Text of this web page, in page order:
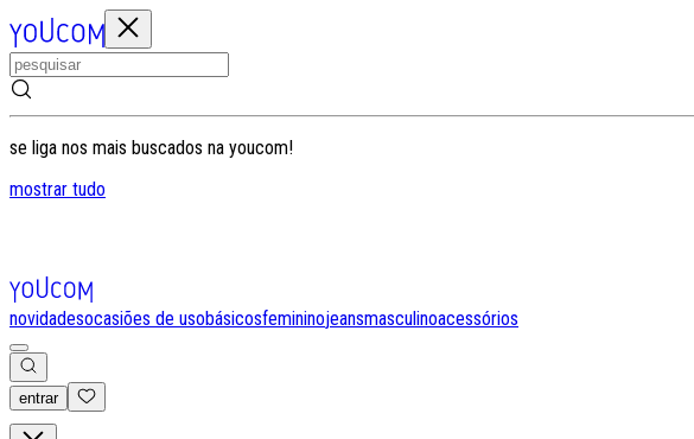
se liga nos mais buscados na youcom!
mostrar tudo
novidadesocasiões de usobásicosfemininojeansmasculinoacessórios
entrar